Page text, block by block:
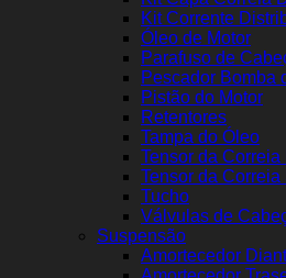
Kit Corrente
Óleo de Motor
Parafuso de
Pescador Bomba
Pistão do Motor
Retentores
Tampa do Óleo
Tensor da Correia
Tensor da Correia
Tucho
Válvulas de
Suspensão
Amortecedor